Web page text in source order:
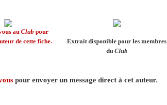
au Club pour
de cette fiche.
Extrait disponible pour les membres
du Club
pour envoyer un message direct à cet auteur.